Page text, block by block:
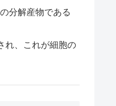
分解産物である
れ、これが細胞の